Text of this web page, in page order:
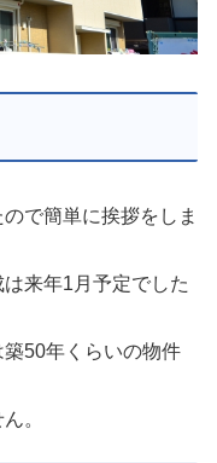
で簡単に挨拶をしま
来年1月予定でした
50年くらいの物件
。